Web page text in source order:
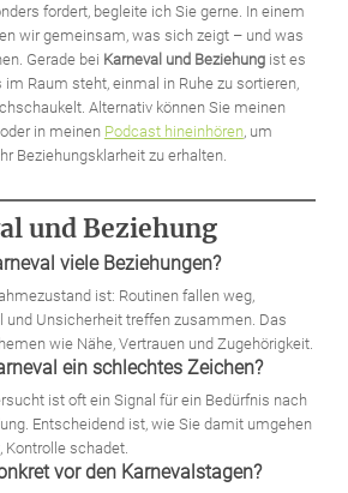
fordert, begleite ich Sie gerne. In einem
wir gemeinsam, was sich zeigt – und was
Gerade bei Karneval und Beziehungist es
Raum steht, einmal in Ruhe zu sortieren,
Alternativ können Sie meinen
in meinen Podcast hineinhören, um
Beziehungsklarheit zu erhalten.
und Beziehung
viele Beziehungen?
ist: Routinen fallen weg,
und Unsicherheit treffen zusammen. Das
wie Nähe, Vertrauen und Zugehörigkeit.
ein schlechtes Zeichen?
ist oft ein Signal für ein Bedürfnis nach
Entscheidend ist, wie Sie damit umgehen
Kontrolle schadet.
vor den Karnevalstagen?